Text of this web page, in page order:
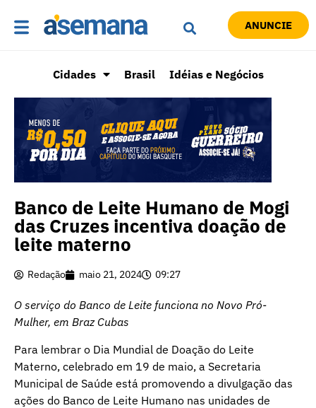
ANUNCIE
Cidades Brasil Idéias e Negócios
Banco de Leite Humano de Mogi
das Cruzes incentiva doação de
leite materno
Redação maio 21, 2024 09:27
O serviço do Banco de Leite funciona no Novo Pró-
Mulher, em Braz Cubas
Para lembrar o Dia Mundial de Doação do Leite
Materno, celebrado em 19 de maio, a Secretaria
Municipal de Saúde está promovendo a divulgação das
ações do Banco de Leite Humano nas unidades de